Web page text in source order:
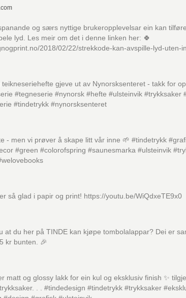
og særs nyttige brukeropplevelsar ein kan
lyd. Les meir om det i denne linken her: 🍀
2018/02/22/strekkode-kan-avspille-lyd-uten-
teikneseriehefte gjeve ut av Nynorsksenteret - takk for
#tegneserie #nynorsk #hefte #ulsteinvik #trykksaker
#tindetrykk #nynorsksenteret
- men vi prøver å skape litt vår inne 🌱 #tindetrykk
#green #colorofspring #saunesmarka #ulsteinvik
så glad i papir og print! https://youtu.be/WiQdxeTE9x0
at du her på TINDE kan kjøpe tombolalappar? Dei er
kr bunten. 🎉
matt og glossy lakk for ein kul og eksklusiv finish ✨
. . #tindedesign #tindetrykk #trykksaker